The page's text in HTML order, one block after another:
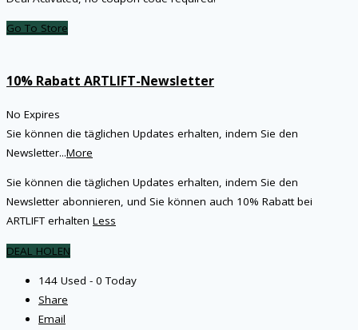
Go To Store
10% Rabatt ARTLIFT-Newsletter
No Expires
Sie können die täglichen Updates erhalten, indem Sie den
Newsletter...More
Sie können die täglichen Updates erhalten, indem Sie den
Newsletter abonnieren, und Sie können auch 10% Rabatt bei
ARTLIFT erhalten Less
DEAL HOLEN
144 Used - 0 Today
Share
Email